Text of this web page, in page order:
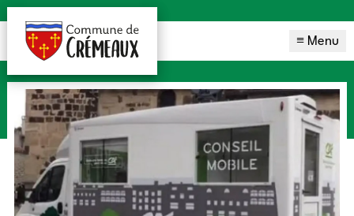
≡ Menu